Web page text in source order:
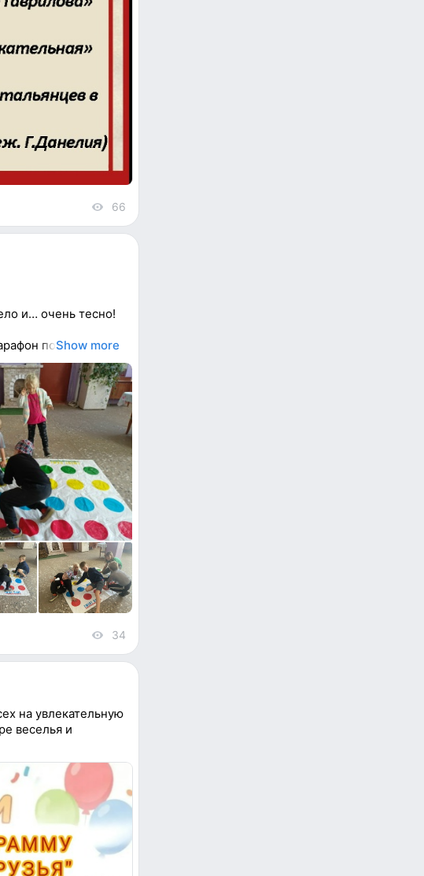
66
и… очень тесно!
поShow more
34
на увлекательную
веселья и